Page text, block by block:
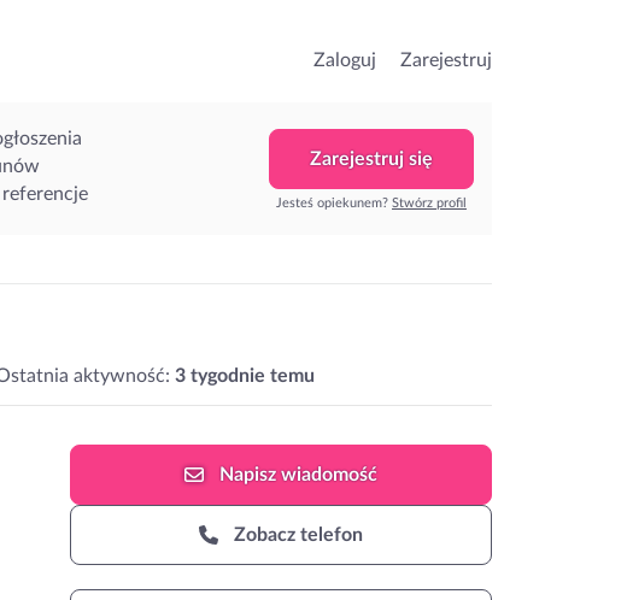
Zaloguj Zarejestruj
Zarejestruj się
Jesteś opiekunem? Stwórz profil
aktywność: 3 tygodnie temu
Napiszwiadomość
Zobacz telefon